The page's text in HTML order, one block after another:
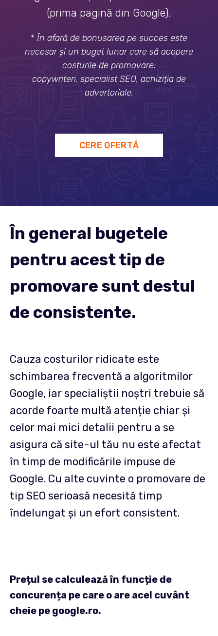
(prima pagină din Google).
* În afară de bonusarea pe succes este
necesar și un buget lunar care să acopere
costurile de promovare:
copywriteri, specialist SEO, achiziția de
advertoriale.
CERE OFERTĂ
În general bugetele
pentru acest tip de
promovare sunt destul
de consistente.
Cauza costurilor ridicate este
schimbarea frecventă a algoritmilor
Google, iar specialiștii noștri trebuie să
acorde foarte multă atenție chiar și
celor mai mici detalii pentru a se
asigura că site-ul tău nu este afectat
în timp de modificările impuse de
Google. Cu alte cuvinte o promovare de
tip SEO serioasă necesită timp
îndelungat și un efort consistent.
Prețul se calculează în funcție de
concurența pe care o are acel cuvânt
cheie pe google.ro.